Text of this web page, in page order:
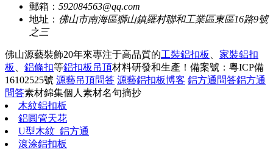
郵箱： 592084563@qq.com
地址： 佛山市南海區獅山鎮羅村聯和工業區東區16路9號
之三
佛山源藝裝飾20年來專注于高品質的工裝鋁扣板
家裝鋁扣
板
鋁條扣等鋁扣板吊頂材料研發和生產！ 備案號：粵ICP備
16102525號 源藝吊頂問答 源藝鋁扣板博客 鋁方通問答鋁方通
問答素材錦集個人素材名句摘抄
木紋鋁扣板
鋁圓管天花
U型木紋_鋁方通
滾涂鋁扣板